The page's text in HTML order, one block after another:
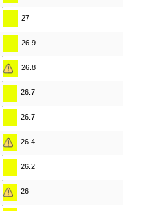
27
26.9
26.8
26.7
26.7
26.4
26.2
26